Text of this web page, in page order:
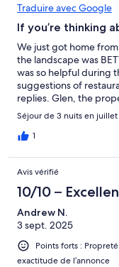
Traduire avec Google
If you’re thinking
We just got home
the landscape was
was so helpful during
suggestions of
replies. Glen, the
EXTREMELY helpful.
when we called Glen,
the day. He was quick
privacy needed. We
morning as our
watering them & he
an AMAZING stay, if
for any reason I highly
hold a special place in
Séjour de 3 nuits en
1
Avis vérifié
10/10 –
Andrew N.
3 sept. 2025
Points forts :
exactitude de l’annonce